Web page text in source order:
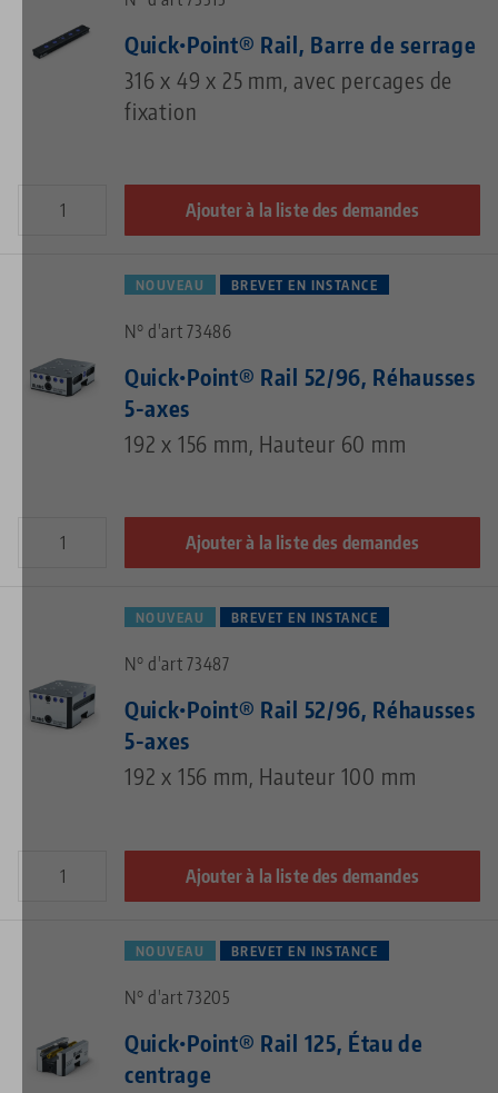
Quick•Point® Rail, Barre de serrage
316 x 49 x 25 mm, avec percages de
fixation
Ajouter à la liste des demandes
NOUVEAU BREVET EN INSTANCE
N° d'art 73486
Quick•Point® Rail 52/96, Réhausses
5-axes
192 x 156 mm, Hauteur 60 mm
Ajouter à la liste des demandes
NOUVEAU BREVET EN INSTANCE
N° d'art 73487
Quick•Point® Rail 52/96, Réhausses
5-axes
192 x 156 mm, Hauteur 100 mm
Ajouter à la liste des demandes
NOUVEAU BREVET EN INSTANCE
N° d'art 73205
Quick•Point® Rail 125, Étau de
centrage